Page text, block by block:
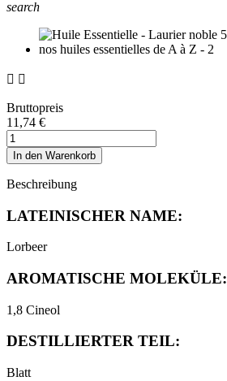
search
 
Bruttopreis
11,74 €
In den Warenkorb
Beschreibung
LATEINISCHER NAME:
Lorbeer
AROMATISCHE MOLEKÜLE:
1,8 Cineol
DESTILLIERTER TEIL:
Blatt